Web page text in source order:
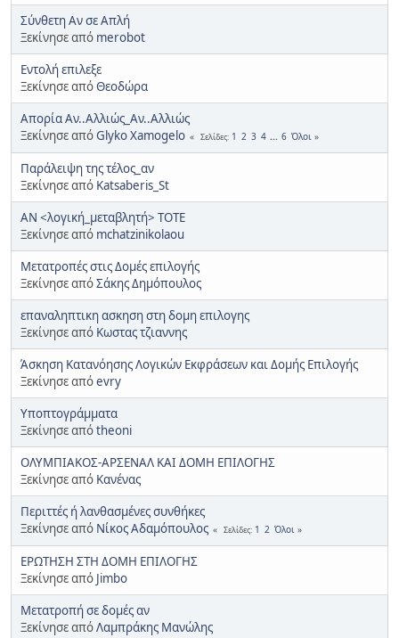
Σύνθετη Αν σε Απλή
Ξεκίνησε από merobot
Εντολή επιλεξε
Ξεκίνησε απόΘεοδώρα
Απορία Αν..Αλλιώς_Αν..Αλλιώς
Ξεκίνησε απόGlyko Xamogelo Σελίδες 1 2 3 4 ... 6 Όλοι
Παράλειψη της τέλος_αν
Ξεκίνησε από Katsaberis_St
ΑΝ <λογική_μεταβλητή> ΤΟΤΕ
Ξεκίνησε από mchatzinikolaou
Mετατροπές στις Δομές επιλογής
Ξεκίνησε απόΣάκης Δημόπουλος
επαναληπτικη ασκηση στη δομη επιλογης
Ξεκίνησε από Κωστας τζιαννης
Άσκηση Κατανόησης Λογικών Εκφράσεων και Δομής Επιλογής
Ξεκίνησε απόevry
Υποπτογράμματα
Ξεκίνησε απόtheoni
ΟΛΥΜΠΙΑΚΟΣ-ΑΡΣΕΝΑΛ ΚΑΙ ΔΟΜΗ ΕΠΙΛΟΓΗΣ
Ξεκίνησε από Κανένας
Περιττές ή λανθασμένες συνθήκες
Ξεκίνησε από Νίκος Αδαμόπουλος Σελίδες 1 2 Όλοι
ΕΡΩΤΗΣΗ ΣΤΗ ΔΟΜΗ ΕΠΙΛΟΓΗΣ
Ξεκίνησε από Jimbo
Μετατροπή σε δομές αν
Ξεκίνησε απόΛαμπράκης Μανώλης